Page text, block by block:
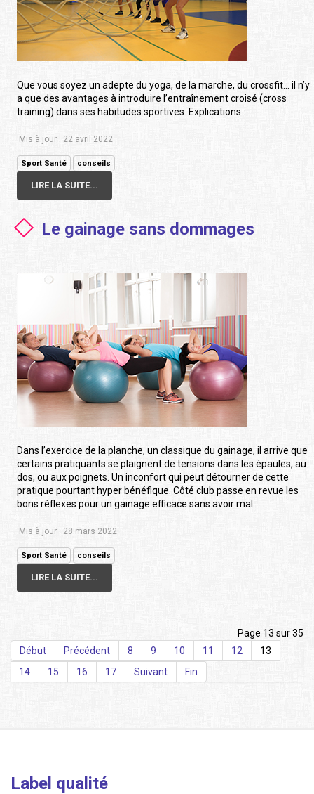
Que vous soyez un adepte du yoga, de la marche, du crossfit… il n’y
a que des avantages à introduire l’entraînement croisé (cross
training) dans ses habitudes sportives. Explications :
Mis à jour : 22 avril 2022
Sport Santé conseils
LIRE LA SUITE...
Le gainage sans dommages
Dans l’exercice de la planche, un classique du gainage, il arrive que
certains pratiquants se plaignent de tensions dans les épaules, au
dos, ou aux poignets. Un inconfort qui peut détourner de cette
pratique pourtant hyper bénéfique. Côté club passe en revue les
bons réflexes pour un gainage efficace sans avoir mal.
Mis à jour : 28 mars 2022
Sport Santé conseils
LIRE LA SUITE...
Page 13 sur 35
Début
Précédent 8 9 10 11 12
13
14
15 16 17 Suivant Fin
Label qualité